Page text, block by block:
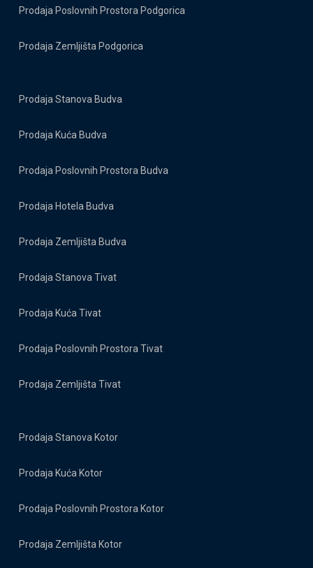
Prodaja Poslovnih Prostora Podgorica
Prodaja Zemljišta Podgorica
Prodaja Stanova Budva
Prodaja Kuća Budva
Prodaja Poslovnih Prostora Budva
Prodaja Hotela Budva
Prodaja Zemljišta Budva
Prodaja Stanova Tivat
Prodaja Kuća Tivat
Prodaja Poslovnih Prostora Tivat
Prodaja Zemljišta Tivat
Prodaja Stanova Kotor
Prodaja Kuća Kotor
Prodaja Poslovnih Prostora Kotor
Prodaja Zemljišta Kotor